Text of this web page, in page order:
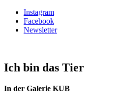
Instagram
Facebook
Newsletter
Ich bin das Tier
In der Galerie KUB